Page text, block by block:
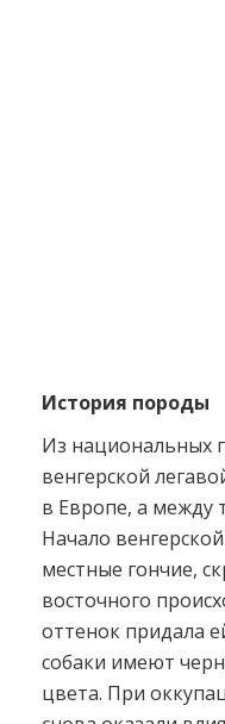
История породы
Из национальных
венгерской
в Европе, а между
Начало
местные гончие,
восточного
оттенок придала
собаки имеют
цвета. При